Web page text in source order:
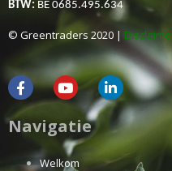
BTW: BE 0685.495.634
© Greentraders 2020 |
Navigatie
Welkom